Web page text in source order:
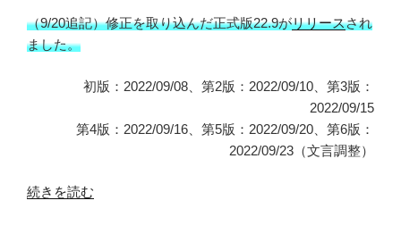
終
了
（9/20追記）修正を取り込んだ正式版22.9がリリースされ
ました。
初版：2022/09/08、第2版：2022/09/10、第3版：
2022/09/15
第4版：2022/09/16、第5版：2022/09/20、第6版：
2022/09/23（文言調整）
“フ
続きを読む